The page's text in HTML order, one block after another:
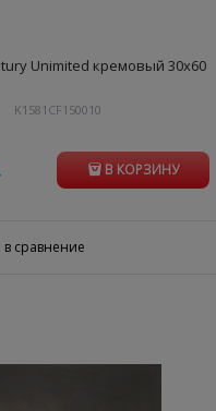
Unimited кремовый 30х60
K1581CF150010
В КОРЗИНУ
сравнение